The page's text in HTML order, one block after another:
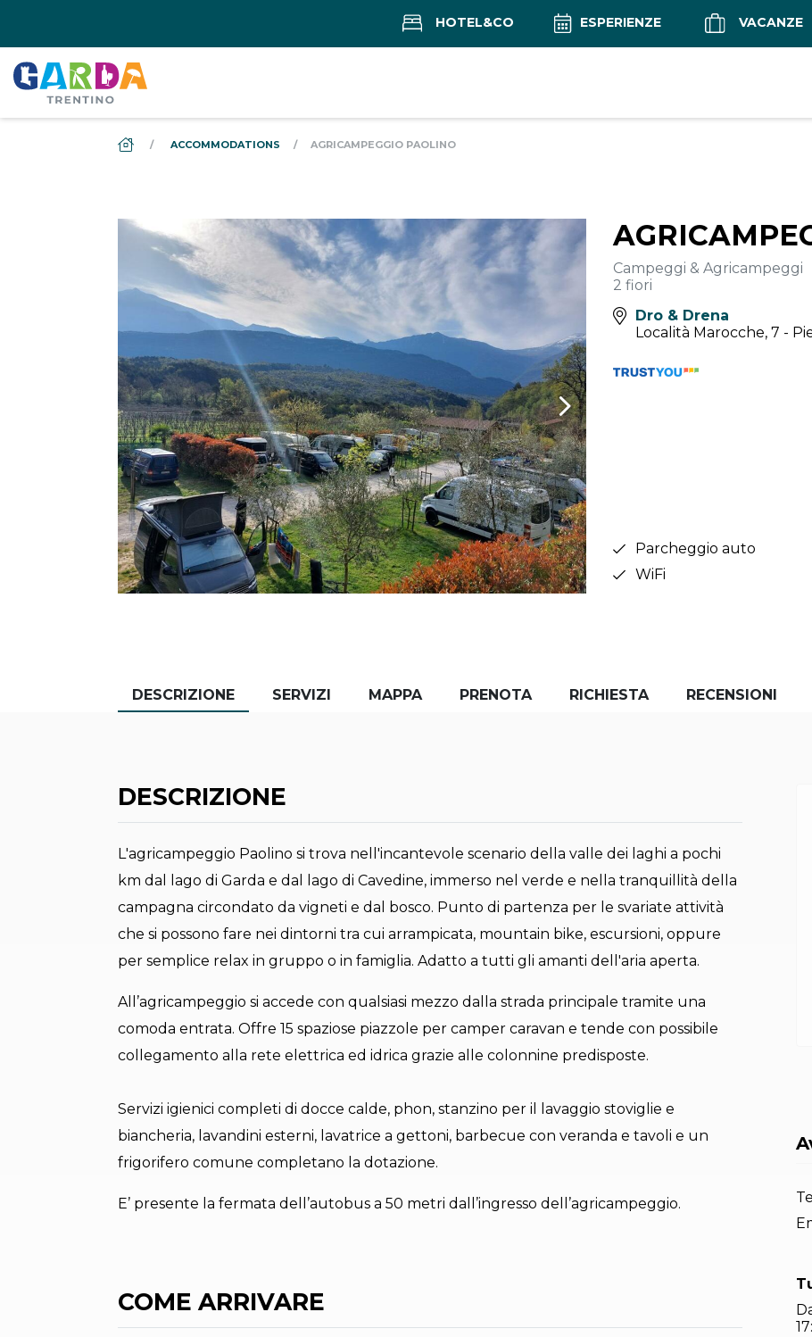
HOTEL&CO ESPERIENZE VACANZE
DS_BREADCRUMB.HOME
ACCOMMODATIONS AGRICAMPEGGIO PAOLINO
Campeggi & Agricampeggi
2 fiori
Dro & Drena
Località Marocche, 7 -
Parcheggio auto
WiFi
DESCRIZIONE SERVIZI MAPPA PRENOTA RICHIESTA RECENSIONI
DESCRIZIONE
L'agricampeggio Paolino si trova nell'incantevole scenario della valle dei laghi a pochi
km dal lago di Garda e dal lago di Cavedine, immerso nel verde e nella tranquillità della
campagna circondato da vigneti e dal bosco. Punto di partenza per le svariate attività
che si possono fare nei dintorni tra cui arrampicata, mountain bike, escursioni, oppure
per semplice relax in gruppo o in famiglia. Adatto a tutti gli amanti dell'aria aperta.
All’agricampeggio si accede con qualsiasi mezzo dalla strada principale tramite una
comoda entrata. Offre 15 spaziose piazzole per camper caravan e tende con possibile
collegamento alla rete elettrica ed idrica grazie alle colonnine predisposte.
Servizi igienici completi di docce calde, phon, stanzino per il lavaggio stoviglie e
biancheria, lavandini esterni, lavatrice a gettoni, barbecue con veranda e tavoli e un
frigorifero comune completano la dotazione.
E’ presente la fermata dell’autobus a 50 metri dall’ingresso dell’agricampeggio.
COME ARRIVARE